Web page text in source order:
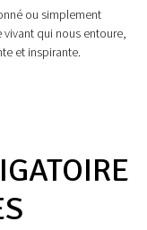
ou simplement
vivant qui nous entoure,
et inspirante.